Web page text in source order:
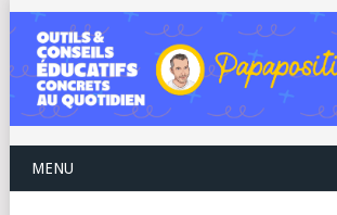
MENU